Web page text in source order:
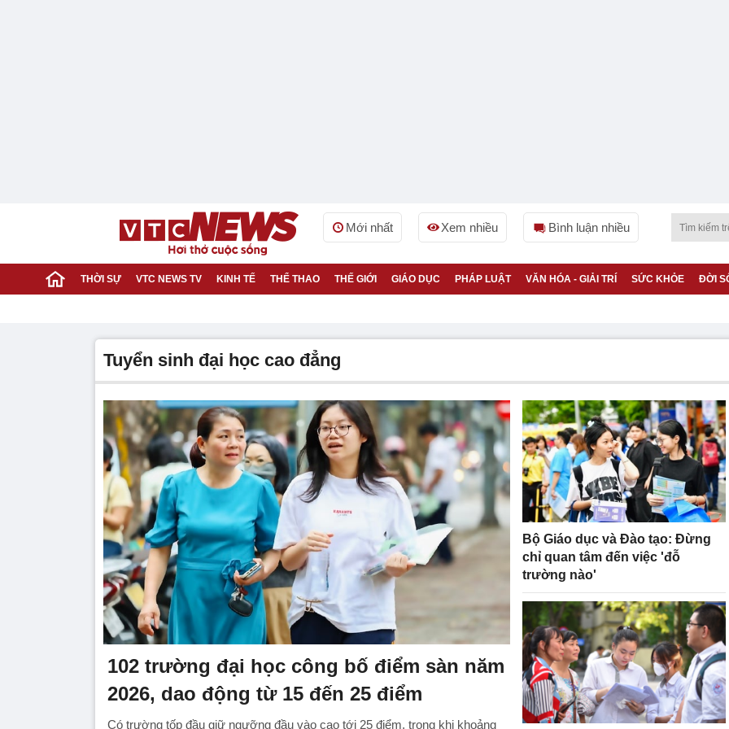
Mới nhất Xem nhiều Bình luận nhiều
THỜI SỰ VTC NEWS TV KINH TẾ THỂ THAO THẾ GIỚI GIÁO DỤC PHÁP LUẬT VĂN HÓA - GIẢI TRÍ SỨC KHỎE ĐỜI
tuyển sinh đại học cao đẳng
102 trường đại học công bố điểm sàn năm
2026, dao động từ 15 đến 25 điểm
Có trường tốp đầu giữ ngưỡng đầu vào cao tới 25 điểm, trong khi khoảng
Bộ Giáo dục và Đào tạo: Đừng
chỉ quan tâm đến việc 'đỗ
trường nào'